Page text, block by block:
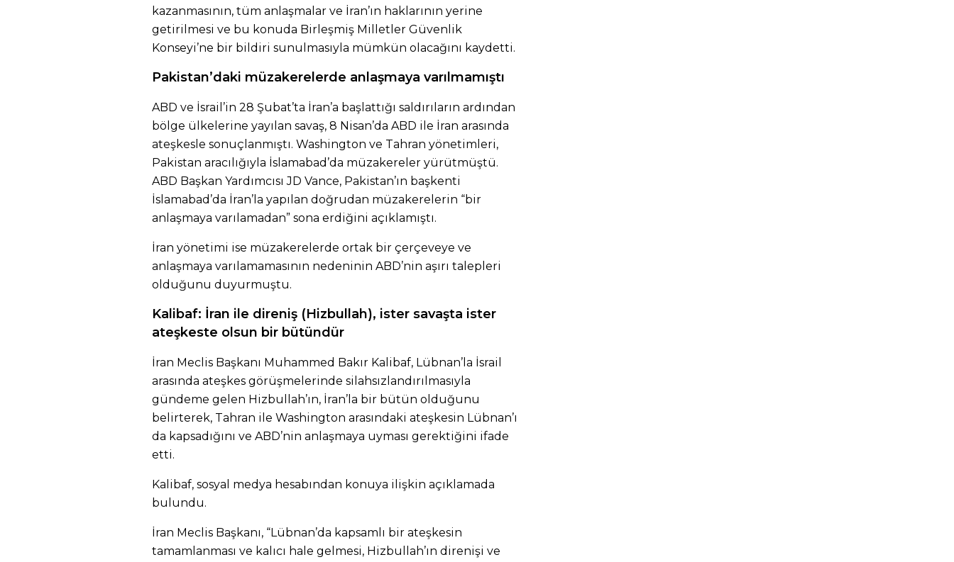
kazanmasının, tüm anlaşmalar ve İran’ın haklarının yerine
getirilmesi ve bu konuda Birleşmiş Milletler Güvenlik
Konseyi’ne bir bildiri sunulmasıyla mümkün olacağını kaydetti.
Pakistan’daki müzakerelerde anlaşmaya varılmamıştı
ABD ve İsrail’in 28 Şubat’ta İran’a başlattığı saldırıların ardından
bölge ülkelerine yayılan savaş, 8 Nisan’da ABD ile İran arasında
ateşkesle sonuçlanmıştı. Washington ve Tahran yönetimleri,
Pakistan aracılığıyla İslamabad’da müzakereler yürütmüştü.
ABD Başkan Yardımcısı JD Vance, Pakistan’ın başkenti
İslamabad’da İran’la yapılan doğrudan müzakerelerin “bir
anlaşmaya varılamadan” sona erdiğini açıklamıştı.
İran yönetimi ise müzakerelerde ortak bir çerçeveye ve
anlaşmaya varılamamasının nedeninin ABD’nin aşırı talepleri
olduğunu duyurmuştu.
Kalibaf: İran ile direniş (Hizbullah), ister savaşta ister
ateşkeste olsun bir bütündür
İran Meclis Başkanı Muhammed Bakır Kalibaf, Lübnan’la İsrail
arasında ateşkes görüşmelerinde silahsızlandırılmasıyla
gündeme gelen Hizbullah’ın, İran’la bir bütün olduğunu
belirterek, Tahran ile Washington arasındaki ateşkesin Lübnan’ı
da kapsadığını ve ABD’nin anlaşmaya uyması gerektiğini ifade
etti.
Kalibaf, sosyal medya hesabından konuya ilişkin açıklamada
bulundu.
İran Meclis Başkanı, “Lübnan’da kapsamlı bir ateşkesin
tamamlanması ve kalıcı hale gelmesi, Hizbullah’ın direnişi ve